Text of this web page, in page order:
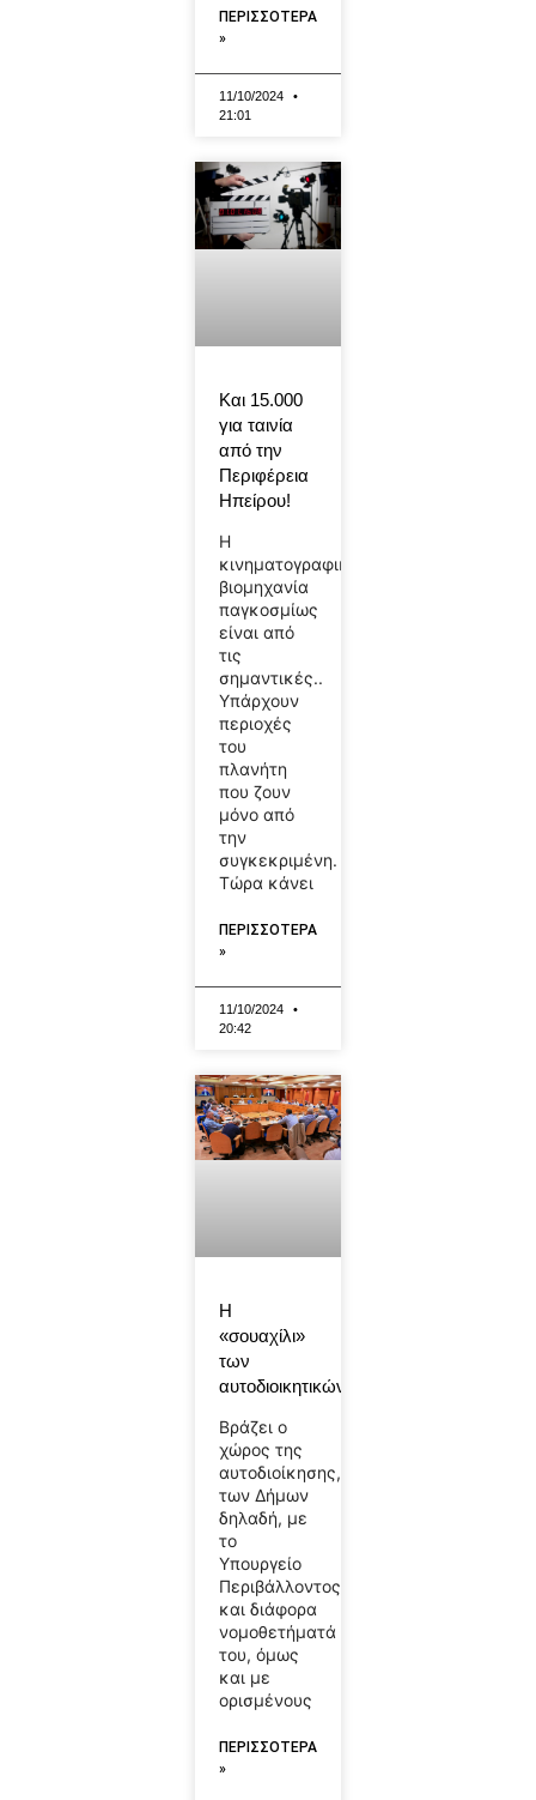
ΠΕΡΙΣΣΟΤΕΡΑ
»
11/10/2024
21:01
Και 15.000
για ταινία
από την
Περιφέρεια
Ηπείρου!
Η
κινηματογραφική
βιομηχανία
παγκοσμίως
είναι από
τις
σημαντικές..
Υπάρχουν
περιοχές
του
πλανήτη
που ζουν
μόνο από
την
συγκεκριμένη.
Τώρα κάνει
ΠΕΡΙΣΣΟΤΕΡΑ
»
11/10/2024
20:42
Η
«σουαχίλι»
των
αυτοδιοικητικών!
Βράζει ο
χώρος της
αυτοδιοίκησης,
των Δήμων
δηλαδή, με
το
Υπουργείο
Περιβάλλοντος
και διάφορα
νομοθετήματά
του, όμως
και με
ορισμένους
ΠΕΡΙΣΣΟΤΕΡΑ
»